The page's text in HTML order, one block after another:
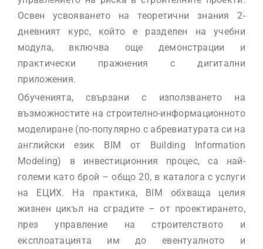
Освен усвояването на теоретични знания 2-
дневният курс, който е разделен на учебни
модула, включва още демонстрации и
практически пражнения с дигитални
приложения.
Обученията, свързани с използването на
възможностите на строително-информационното
моделиране (по-популярно с абревиатурата си на
английски език BIM от Building Information
Modeling) в инвестиционния процес, са най-
големи като брой – общо 20, в каталога с услуги
на ЕЦИХ. На практика, ВIМ обхваща целия
жизнен цикъл на сградите – от проектирането,
през управление на строителството и
експлоатацията им до евентуалното и